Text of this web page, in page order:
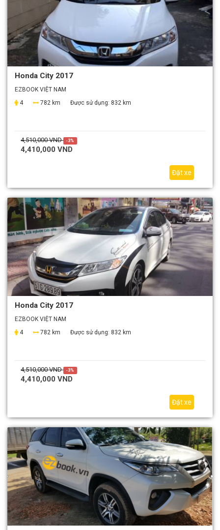
Honda City 2017
EZBOOK VIỆT NAM
4
782 km Được sử dụng: 832 km
4,510,000 VND -3%
4,410,000 VND
Đặt xe
Honda City 2017
EZBOOK VIỆT NAM
4
782 km Được sử dụng: 832 km
4,510,000 VND -3%
4,410,000 VND
Đặt xe